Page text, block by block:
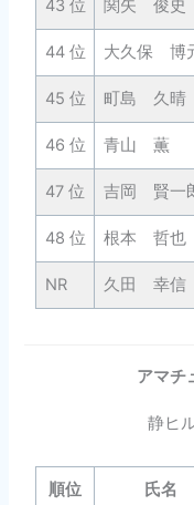
43 位 関矢 俊史
44 位 大久保 博
45 位 町島 久晴
46 位 青山 薫
47 位 吉岡 賢一
48 位 根本 哲也
NR 久田 幸信
アマチ
静ヒ
順位 氏名